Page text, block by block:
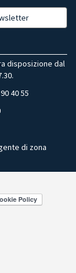
disposizione dal
40 55
di zona